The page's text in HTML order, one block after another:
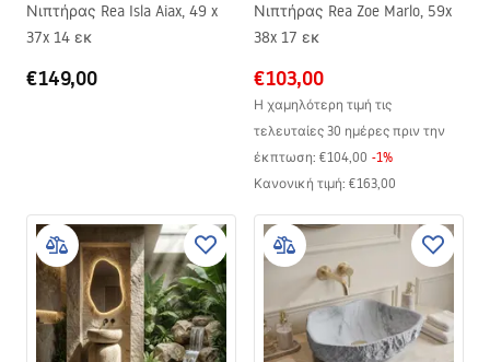
Νιπτήρας Rea Isla Aiax, 49 x
37x 14 εκ
€149,00
Νιπτήρας Rea Zoe Marlo, 59x
38x 17 εκ
€103,00
Η χαμηλότερη τιμή τις
τελευταίες 30 ημέρες πριν την
έκπτωση: €104,00 -1%
Κανονική τιμή: €163,00